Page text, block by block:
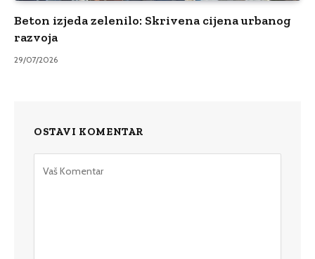
Beton izjeda zelenilo: Skrivena cijena urbanog
razvoja
29/07/2026
OSTAVI KOMENTAR